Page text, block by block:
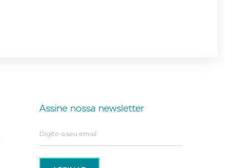
Assine nossa newsletter